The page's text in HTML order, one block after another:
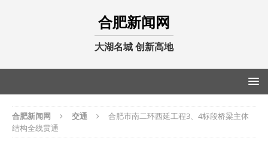
合肥新闻网
大湖名城 创新高地
合肥新闻网 交通
合肥市南二环西延工程3、4标段桥梁主体
结构全线贯通